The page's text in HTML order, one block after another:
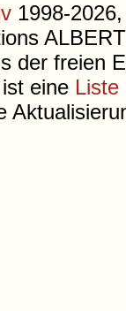
1998-
der freien
ist eine Liste